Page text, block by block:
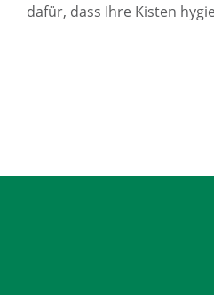
dafür, dass Ihre Kisten